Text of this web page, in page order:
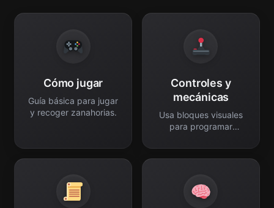
Cómo jugar
Guía básica para jugar
y recoger zanahorias.
Controles y
mecánicas
Usa bloques visuales
para programar